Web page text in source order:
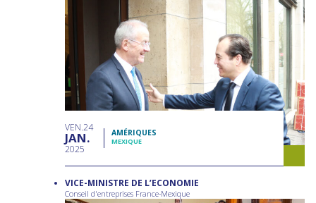
VEN 24
JAN
2025
AMÉRIQUES
MEXIQUE
VICE-MINISTRE DE L’ECONOMIE
Conseil d'entreprises France-Mexique